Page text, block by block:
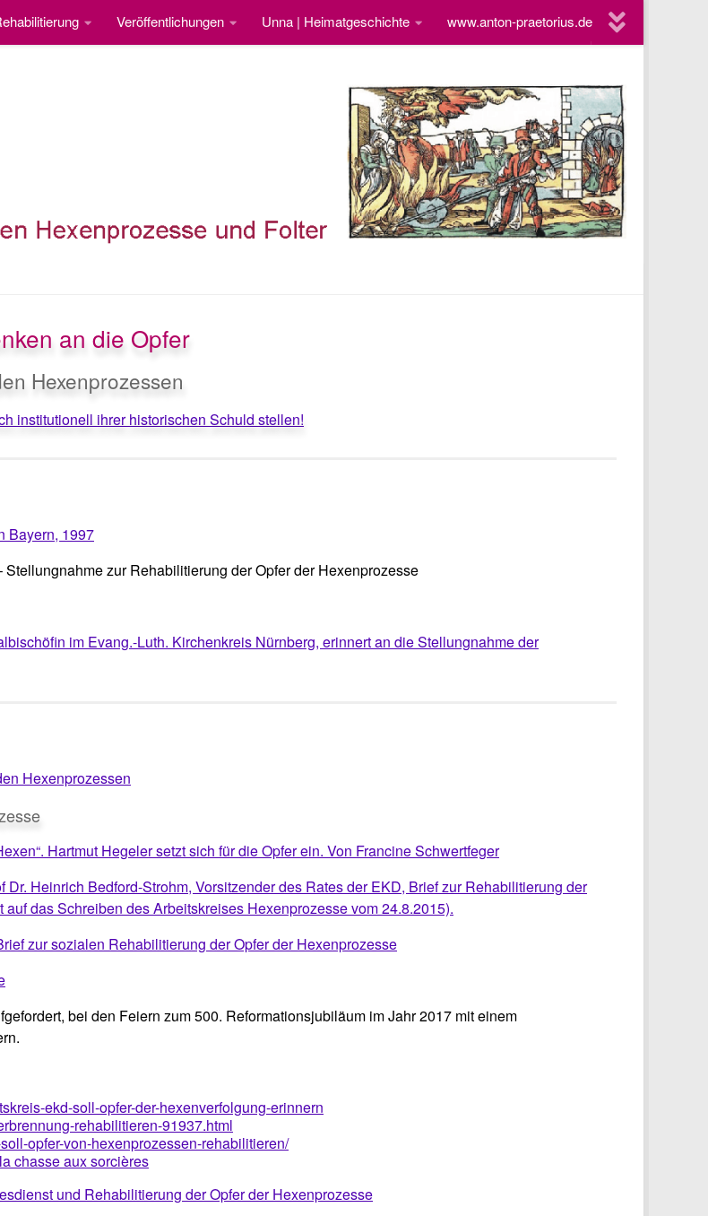
Veröffentlichungen Unna | Heimatgeschichte www.anton-praetorius.de
an die Opfer
Hexenprozessen
institutionell ihrer historischen Schuld stellen!
Bayern, 1997
Stellungnahme zur Rehabilitierung der Opfer der Hexenprozesse
im Evang.-Luth. Kirchenkreis Nürnberg, erinnert an die Stellungnahme der
Hexenprozessen
Hartmut Hegeler setzt sich für die Opfer ein. Von Francine Schwertfeger
Heinrich Bedford-Strohm, Vorsitzender des Rates der EKD, Brief zur Rehabilitierung der
das Schreiben des Arbeitskreises Hexenprozesse vom 24.8.2015).
zur sozialen Rehabilitierung der Opfer der Hexenprozesse
bei den Feiern zum 500. Reformationsjubiläum im Jahr 2017 mit einem
ekd-soll-opfer-der-hexenverfolgung-erinnern
rehabilitieren-91937.html
opfer-von-hexenprozessen-rehabilitieren/
chasse aux sorcières
und Rehabilitierung der Opfer der Hexenprozesse